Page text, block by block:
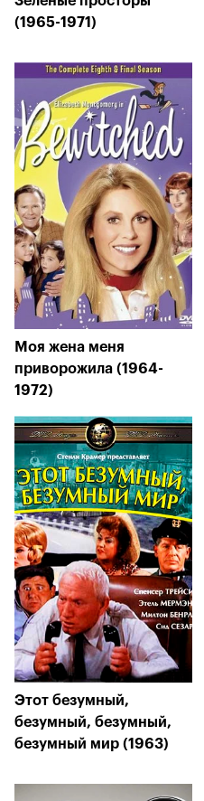
(1965-1971)
Моя жена меня
приворожила (1964-
1972)
Этот безумный,
безумный, безумный,
безумный мир (1963)